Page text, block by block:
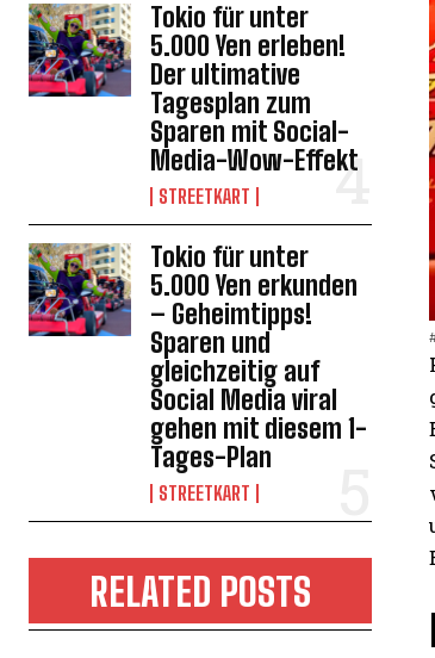
Tokio für unter
5.000 Yen erleben!
Der ultimative
Tagesplan zum
Sparen mit Social-
Media-Wow-Effekt
STREETKART
Tokio für unter
5.000 Yen erkunden
– Geheimtipps!
Sparen und
gleichzeitig auf
Social Media viral
gehen mit diesem 1-
Tages-Plan
STREETKART
RELATED POSTS